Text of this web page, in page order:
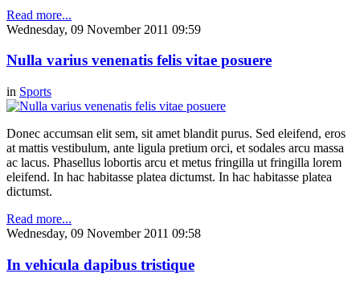
Read more...
Wednesday, 09 November 2011 09:59
Nulla varius venenatis felis vitae posuere
in Sports
Donec accumsan elit sem, sit amet blandit purus. Sed eleifend, eros
at mattis vestibulum, ante ligula pretium orci, et sodales arcu massa
ac lacus. Phasellus lobortis arcu et metus fringilla ut fringilla lorem
eleifend. In hac habitasse platea dictumst. In hac habitasse platea
dictumst.
Read more...
Wednesday, 09 November 2011 09:58
In vehicula dapibus tristique